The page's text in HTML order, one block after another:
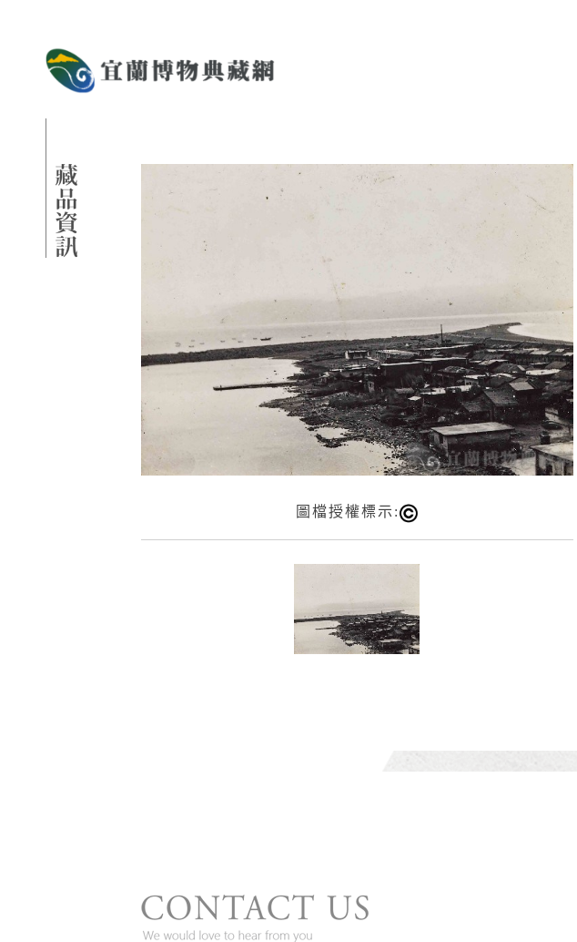
宜蘭博物典藏網
網頁導覽
圖檔授權標示:
版權說明